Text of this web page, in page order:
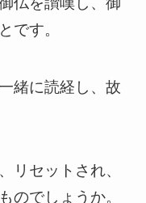
です。
緒に読経し、故
リセットされ、
のでしょうか。